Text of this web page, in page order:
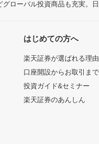
ローバル投資商品も充実。
はじめての方へ
楽天証券が選ばれる理由
口座開設からお取引ま
投資ガイド&セミナー
楽天証券のあんしん